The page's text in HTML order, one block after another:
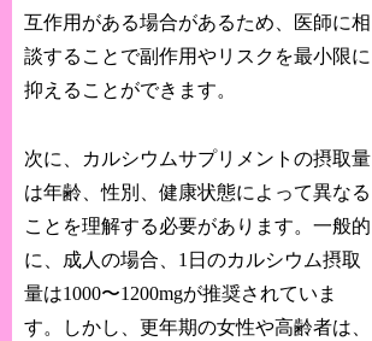
互作用がある場合があるため、医師に相
談することで副作用やリスクを最小限に
抑えることができます。
次に、カルシウムサプリメントの摂取量
は年齢、性別、健康状態によって異なる
ことを理解する必要があります。一般的
に、成人の場合、1日のカルシウム摂取
量は1000〜1200mgが推奨されていま
す。しかし、更年期の女性や高齢者は、